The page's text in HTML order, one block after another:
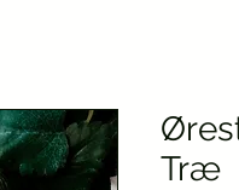
Træ